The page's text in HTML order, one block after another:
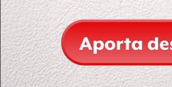
servicios de emergencia,
Equipo de Rescate e Intervención
de Álora y Granada, del Grupo
Subacuáticas (GEAS) de la Guardia
empresas privadas.